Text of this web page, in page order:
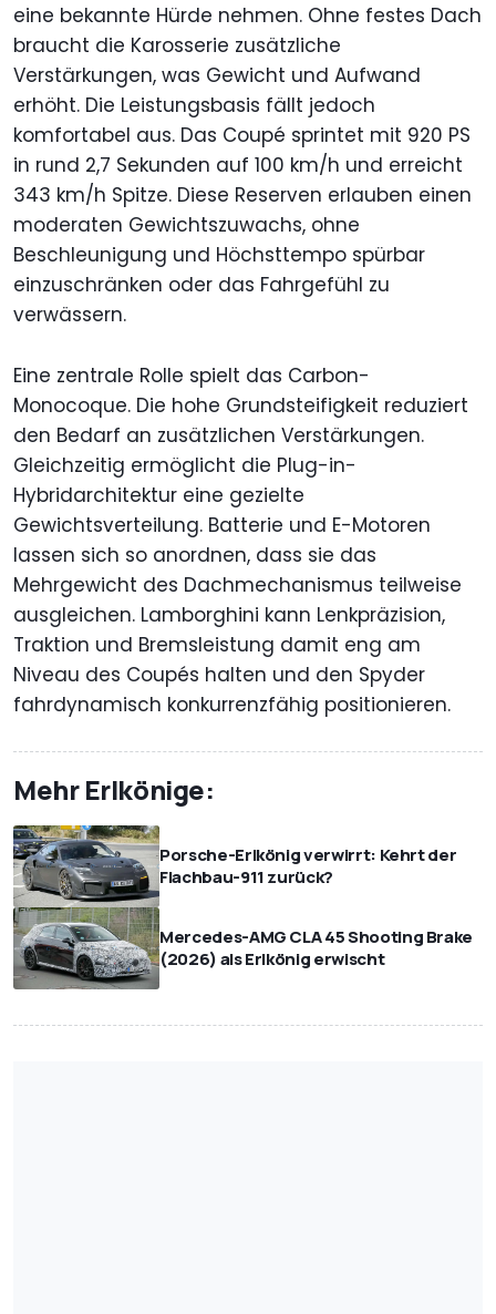
eine bekannte Hürde nehmen. Ohne festes Dach
braucht die Karosserie zusätzliche
Verstärkungen, was Gewicht und Aufwand
erhöht. Die Leistungsbasis fällt jedoch
komfortabel aus. Das Coupé sprintet mit 920 PS
in rund 2,7 Sekunden auf 100 km/h und erreicht
343 km/h Spitze. Diese Reserven erlauben einen
moderaten Gewichtszuwachs, ohne
Beschleunigung und Höchsttempo spürbar
einzuschränken oder das Fahrgefühl zu
verwässern.
Eine zentrale Rolle spielt das Carbon-
Monocoque. Die hohe Grundsteifigkeit reduziert
den Bedarf an zusätzlichen Verstärkungen.
Gleichzeitig ermöglicht die Plug-in-
Hybridarchitektur eine gezielte
Gewichtsverteilung. Batterie und E-Motoren
lassen sich so anordnen, dass sie das
Mehrgewicht des Dachmechanismus teilweise
ausgleichen. Lamborghini kann Lenkpräzision,
Traktion und Bremsleistung damit eng am
Niveau des Coupés halten und den Spyder
fahrdynamisch konkurrenzfähig positionieren.
Mehr Erlkönige:
Porsche-Erlkönig verwirrt: Kehrt der
Flachbau-911 zurück?
Mercedes-AMG CLA 45 Shooting Brake
(2026) als Erlkönig erwischt